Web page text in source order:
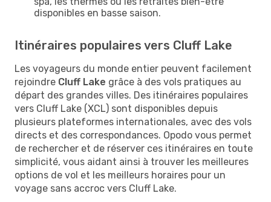
disponibles en basse saison.
Itinéraires populaires vers Cluff Lake
Les voyageurs du monde entier peuvent facilement
rejoindre Cluff Lake grâce à des vols pratiques au
départ des grandes villes. Des itinéraires populaires
vers Cluff Lake (XCL) sont disponibles depuis
plusieurs plateformes internationales, avec des vols
directs et des correspondances. Opodo vous permet
de rechercher et de réserver ces itinéraires en toute
simplicité, vous aidant ainsi à trouver les meilleures
options de vol et les meilleurs horaires pour un
voyage sans accroc vers Cluff Lake.